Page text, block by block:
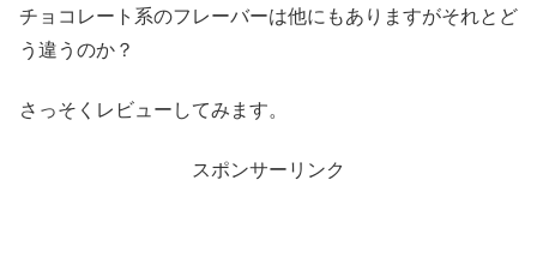
チョコレート系のフレーバーは他にもありますがそれとど
う違うのか？
さっそくレビューしてみます。
スポンサーリンク